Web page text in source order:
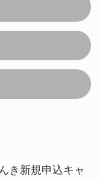
き新規申込キャ